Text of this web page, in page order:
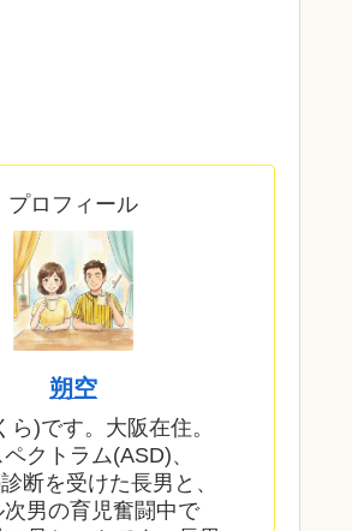
プロフィール
朔空
ら)です。大阪在住。
クトラム(ASD)、
断を受けた長男と、
男の育児奮闘中で